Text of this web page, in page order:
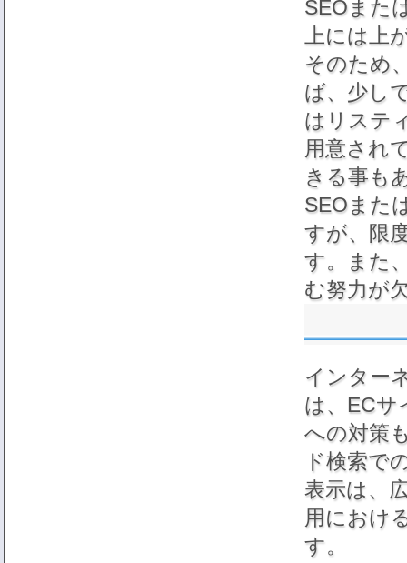
SEOまた
上には上
そのため
ば、少し
はリステ
用意され
きる事も
SEOまた
すが、限
す。また
む努力が
インター
は、ECサ
への対策
ド検索で
表示は、
用におけ
す。